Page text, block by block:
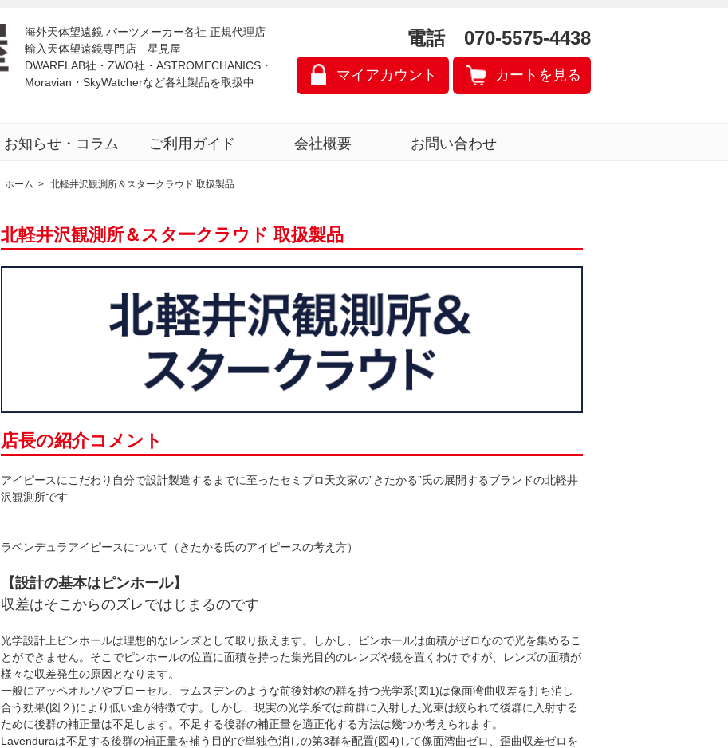
海外天体望遠鏡 パーツメーカー各社 正規代理店
輸入天体望遠鏡専門店 星見屋
DWARFLAB社・ZWO社・ASTROMECHANICS・
Moravian・SkyWatcherなど各社製品を取扱中
電話 070-5575-4438
カートを見る
マイアカウント
お知らせ・コラム ご利用ガイド 会社概要 お問い合わせ
ホーム > 北軽井沢観測所＆スタークラウド 取扱製品
北軽井沢観測所＆スタークラウド 取扱製品
店長の紹介コメント
アイピースにこだわり自分で設計製造するまでに至ったセミプロ天文家の”きたかる”氏の展開するブランドの北軽井
沢観測所です
ラベンデュラアイピースについて（きたかる氏のアイピースの考え方）
【設計の基本はピンホール】
収差はそこからのズレではじまるのです
光学設計上ピンホールは理想的なレンズとして取り扱えます。しかし、ピンホールは面積がゼロなので光を集めるこ
とができません。そこでピンホールの位置に面積を持った集光目的のレンズや鏡を置くわけですが、レンズの面積が
様々な収差発生の原因となります。
一般にアッペオルソやプローセル、ラムスデンのような前後対称の群を持つ光学系(図1)は像面湾曲収差を打ち消し
合う効果(図２)により低い歪が特徴です。しかし、現実の光学系では前群に入射した光束は絞られて後群に入射する
ために後群の補正量は不足します。不足する後群の補正量を適正化する方法は幾つか考えられます。
Lavenduraは不足する後群の補正量を補う目的で単独色消しの第3群を配置(図4)して像面湾曲ゼロ、歪曲収差ゼロを